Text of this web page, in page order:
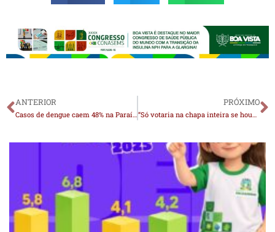
ANTERIOR
Casos de dengue caem 48% na Paraíba, mas ministro alerta para não ‘baixar a guarda’
PRÓXIMO
“Só votaria na chapa inteira se houvesse critérios”, afirma Cícero Lucena ao rebater João sobre 2026